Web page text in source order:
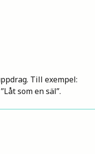
Till exempel:
som en säl”.